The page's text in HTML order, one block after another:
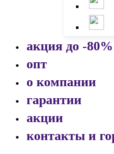
акция до -80%
опт
о компании
гарантии
акции
контакты и